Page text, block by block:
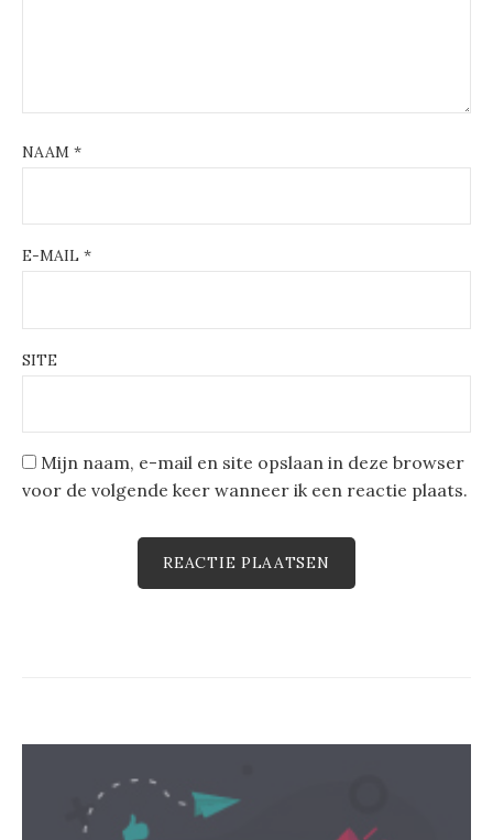
NAAM *
E-MAIL *
SITE
Mijn naam, e-mail en site opslaan in deze browser
voor de volgende keer wanneer ik een reactie plaats.